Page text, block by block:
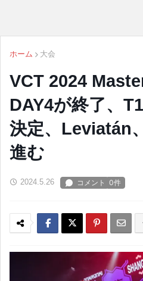
ホーム 大会
VCT 2024
DAY4が終了、
決定、Leviatán
進む
2024.5.26